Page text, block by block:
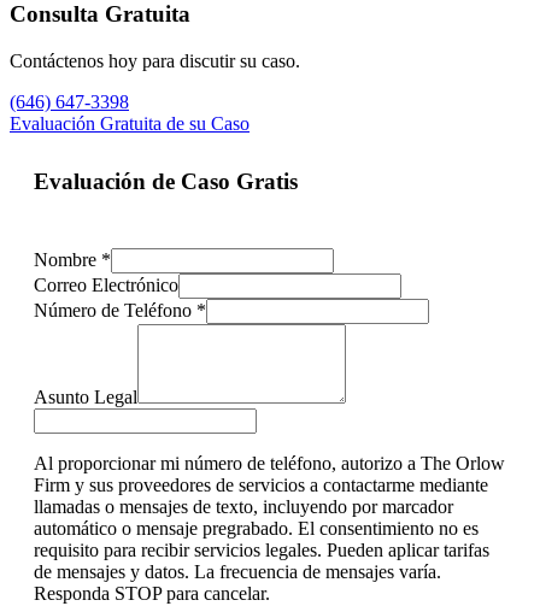
Consulta Gratuita
Contáctenos hoy para discutir su caso.
(646) 647-3398
Evaluación Gratuita de su Caso
Evaluación de Caso Gratis
Nombre *
Correo Electrónico
Número de Teléfono *
Asunto Legal
Al proporcionar mi número de teléfono, autorizo a The Orlow
Firm y sus proveedores de servicios a contactarme mediante
llamadas o mensajes de texto, incluyendo por marcador
automático o mensaje pregrabado. El consentimiento no es
requisito para recibir servicios legales. Pueden aplicar tarifas
de mensajes y datos. La frecuencia de mensajes varía.
Responda STOP para cancelar.